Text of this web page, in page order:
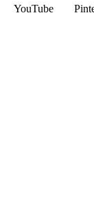
YouTube